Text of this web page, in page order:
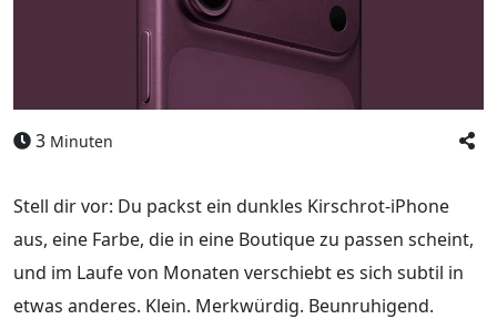
3 Minuten
Stell dir vor: Du packst ein dunkles Kirschrot-iPhone
aus, eine Farbe, die in eine Boutique zu passen scheint,
und im Laufe von Monaten verschiebt es sich subtil in
etwas anderes. Klein. Merkwürdig. Beunruhigend.